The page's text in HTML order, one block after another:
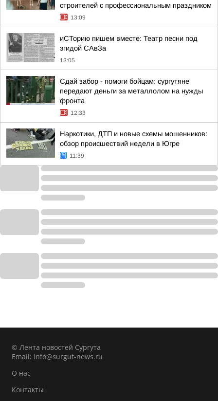
строителей с профессиональным праздником
13:09
иСТорию пишем вместе: Театр песни под
эгидой САвЗа
13:05
Сдай забор - помоги бойцам: сургутяне
передают деньги за металлолом на нужды
фронта
12:33
Наркотики, ДТП и новые схемы мошенников:
обзор происшествий недели в Югре
11:39
© Лента новостей Сургута
Email: info@surgut-news.ru
О нас
Контакты